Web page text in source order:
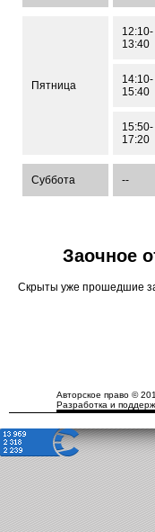
Пятница
12:10-
13:40
14:10-
15:40
15:50-
17:20
Суббота --
Заочное
Скрыты уже прошедшие
Авторское право ©
Разработка и